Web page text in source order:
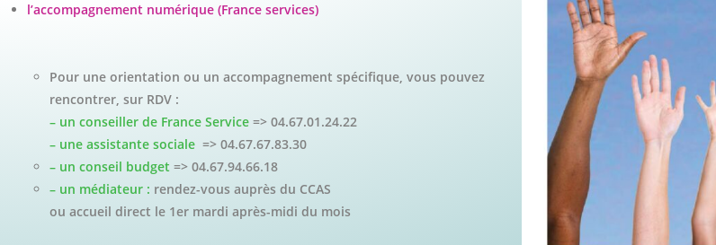
l’accompagnement numérique (France services)
Pour une orientation ou un accompagnement spécifique, vous pouvez
rencontrer, sur RDV :
– un conseiller de France Service => 04.67.01.24.22
– une assistante sociale => 04.67.67.83.30
– un conseil budget => 04.67.94.66.18
– un médiateur : rendez-vous auprès du CCAS
ou accueil direct le 1er mardi après-midi du mois